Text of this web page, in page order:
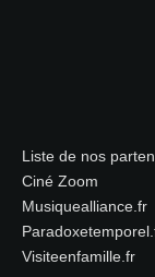
Liste de nos
Ciné Zoom
Musiquealliance.fr
Visiteenfamille.fr